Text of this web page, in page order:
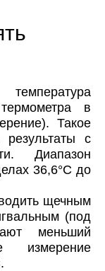
в
Такое
с
Диапазон
36,6°C до
щечным
(под
меньший
измерение